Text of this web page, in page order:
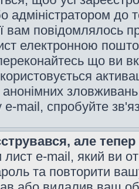
адміністратором до
вам повідомлялось
електронною
що ви
mail, спробуйте
але
e-mail, який ви
та повторити